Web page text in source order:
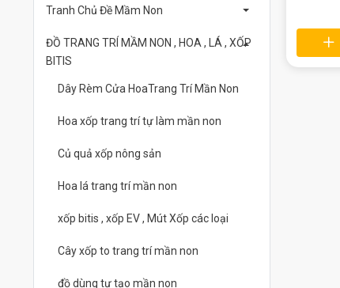
Tranh Chủ Đề Mầm Non
ĐỒ TRANG TRÍ MẦM NON , HOA , LÁ , XỐP
BITIS
Dây Rèm Cửa HoaTrang Trí Mần Non
Hoa xốp trang trí tự làm mần non
Củ quả xốp nông sản
Hoa lá trang trí mần non
xốp bitis , xốp EV , Mút Xốp các loại
Cây xốp to trang trí mần non
đồ dùng tự tạo mần non